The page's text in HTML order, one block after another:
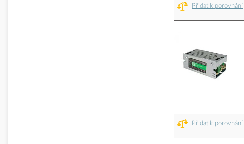
Přidat k porovnání
Přidat k porovnání